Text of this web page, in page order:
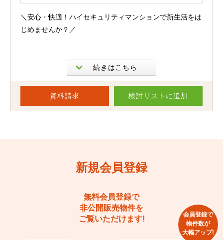
マンションならではの利便性も魅力です。
周辺環境も充実しており、熊本駅やアミュプラザくまもと
スーパーやコンビニ、郵便局など生活に必要な施設も徒歩
圏内に揃っています。
「駅近」「リフォーム済み」「駐車場確保可能」という、
利便性だけでなく、住まいとしての快適性やデザイン性に
もこだわりたい方に、ぜひ一度ご覧いただきたい物件で
資料請求 検討リスト に追加
＼安心・快適！ハイセキュリティマンションで新生活をは
じめませんか？／
3号線沿いに佇むサーパスシリーズの築浅マンション！
お部屋は9階・南向きの3LDK。
日当たり・風通しが良く、パートナーとのお二人暮らしか
三口コンロ＋食洗機付きのシステムキッチンで、毎日のお
各居室にはしっかり収納があり、スッキリ片付く暮らしが
新規会員登録
無料会員登録で
非公開販売物件を
ご覧いただけます!
会員登録で
物件数が
大幅アップ!